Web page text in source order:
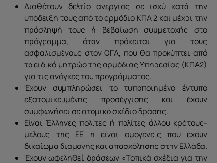
Διαθέτουν δελτίο ανεργίας σε ισχύ κατά την
υπόδειξή τους από το αρμόδιο ΚΠΑ 2 και μέχρι την
πρόσληψή τους ή βεβαίωση συμμετοχής στο
πρόγραμμα, όταν πρόκειται για τους
ασφαλισμένους στον ΟΓΑ, που θα προκύπτει από
το ειδικό μητρώο της αρμόδιας Υπηρεσίας (ΚΠΑ2)
για τις ανάγκες του προγράμματος.
Έχουν συμπληρώσει το τυποποιημένο έντυπο
εξατομικευμένης προσέγγισης και έχουν
συμφωνήσει σε ατομικό σχέδιο δράσης.
Είναι Έλληνες πολίτες ή πολίτες άλλου κράτους-
μέλους της ΕΕ ή είναι ομογενείς που έχουν
δικαίωμα διαμονής και απασχόλησης στην Ελλάδα.
Έχουν ωφεληθεί δράσεων «Τοπικά σχέδια για την